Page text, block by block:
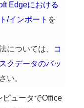
Edgeにおける
/インポート を
については、 コ
クデータのバッ
い。
ピュータでOffice